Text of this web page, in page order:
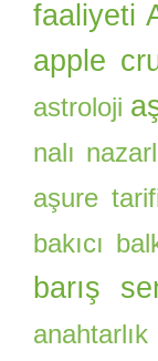
faaliyeti
apple
astroloji
nalı
aşure
bakıcı
barış
anahtarlık